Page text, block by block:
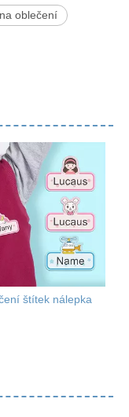
oblečení
štítek nálepka